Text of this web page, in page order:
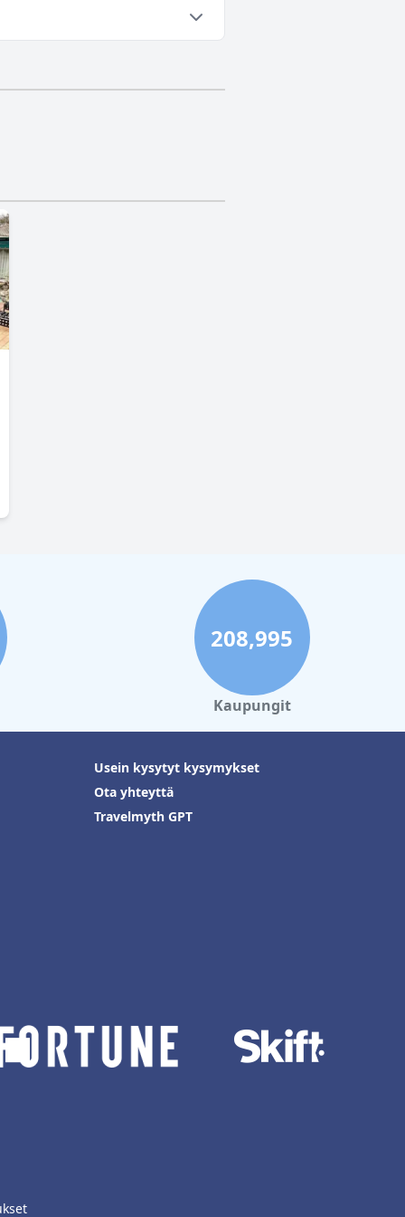
208,995
Kaupungit
Usein kysytyt kysymykset
Ota yhteyttä
Travelmyth GPT